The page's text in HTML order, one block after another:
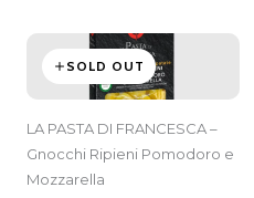
SOLD OUT
LA PASTA DI FRANCESCA –
Gnocchi Ripieni Pomodoro e
Mozzarella